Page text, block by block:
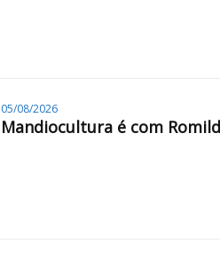
05/08/2026
Mandiocultura é com